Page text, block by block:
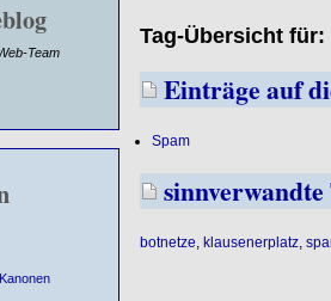
Team
Tag-Übersicht
Einträge auf
Spam
sinnverwandte
botnetze klausenerplatz,